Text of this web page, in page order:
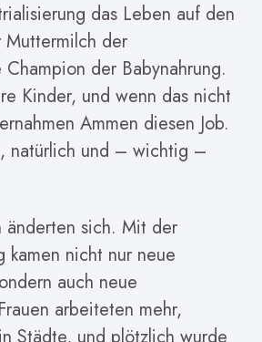
das Leben auf den
Muttermilch der
der Babynahrung.
Kinder, und wenn das nicht
Ammen diesen Job.
natürlich und – wichtig –
änderten sich. Mit der
kamen nicht nur neue
auch neue
arbeiteten mehr,